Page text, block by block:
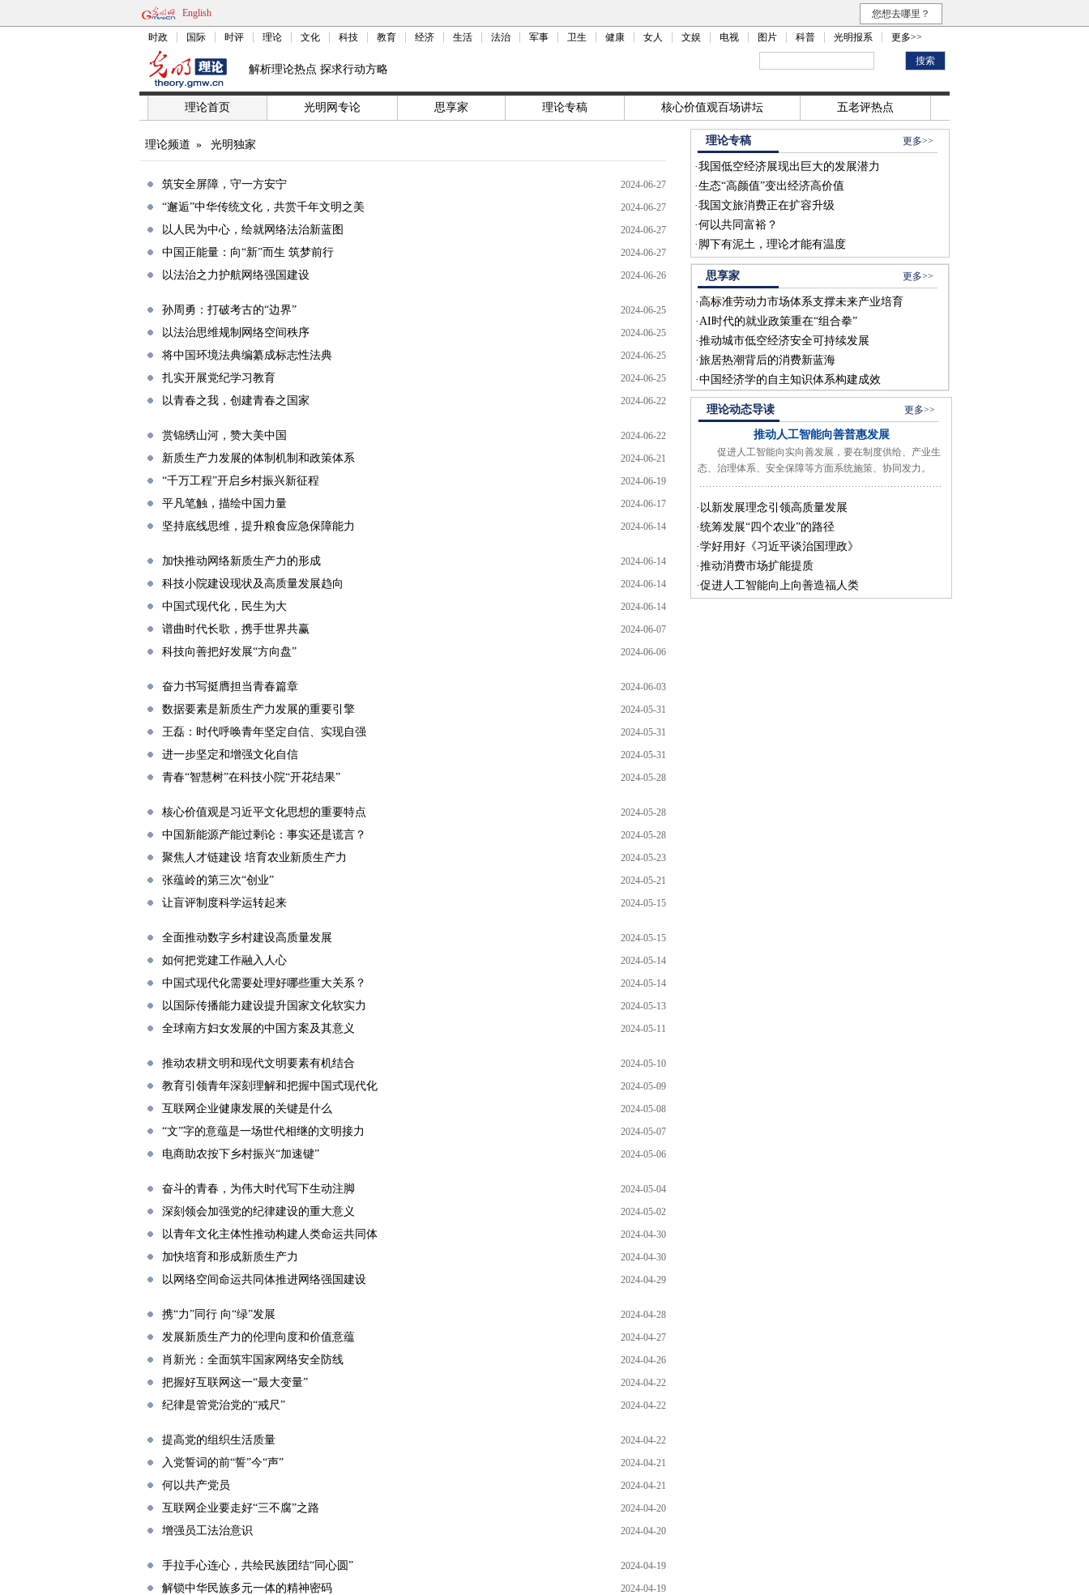
English 您想去哪里？
时政 国际 时评 理论 文化 科技 教育 经济 生活 法治 军事 卫生 健康 女人 文娱 电视 图片 科普 光明报系 更多>>
解析理论热点 探求行动方略
理论首页 光明网专论 思享家 理论专稿 核心价值观百场讲坛 五老评热点
理论频道 » 光明独家
筑安全屏障，守一方安宁 2024-06-27
“邂逅”中华传统文化，共赏千年文明之美 2024-06-27
以人民为中心，绘就网络法治新蓝图 2024-06-27
中国正能量：向“新”而生 筑梦前行 2024-06-27
以法治之力护航网络强国建设 2024-06-26
孙周勇：打破考古的“边界” 2024-06-25
以法治思维规制网络空间秩序 2024-06-25
将中国环境法典编纂成标志性法典 2024-06-25
扎实开展党纪学习教育 2024-06-25
以青春之我，创建青春之国家 2024-06-22
赏锦绣山河，赞大美中国 2024-06-22
新质生产力发展的体制机制和政策体系 2024-06-21
“千万工程”开启乡村振兴新征程 2024-06-19
平凡笔触，描绘中国力量 2024-06-17
坚持底线思维，提升粮食应急保障能力 2024-06-14
加快推动网络新质生产力的形成 2024-06-14
科技小院建设现状及高质量发展趋向 2024-06-14
中国式现代化，民生为大 2024-06-14
谱曲时代长歌，携手世界共赢 2024-06-07
科技向善把好发展“方向盘” 2024-06-06
奋力书写挺膺担当青春篇章 2024-06-03
数据要素是新质生产力发展的重要引擎 2024-05-31
王磊：时代呼唤青年坚定自信、实现自强 2024-05-31
进一步坚定和增强文化自信 2024-05-31
青春“智慧树”在科技小院“开花结果” 2024-05-28
核心价值观是习近平文化思想的重要特点 2024-05-28
中国新能源产能过剩论：事实还是谎言？ 2024-05-28
聚焦人才链建设 培育农业新质生产力 2024-05-23
张蕴岭的第三次“创业” 2024-05-21
让盲评制度科学运转起来 2024-05-15
全面推动数字乡村建设高质量发展 2024-05-15
如何把党建工作融入人心 2024-05-14
中国式现代化需要处理好哪些重大关系？ 2024-05-14
以国际传播能力建设提升国家文化软实力 2024-05-13
全球南方妇女发展的中国方案及其意义 2024-05-11
推动农耕文明和现代文明要素有机结合 2024-05-10
教育引领青年深刻理解和把握中国式现代化 2024-05-09
互联网企业健康发展的关键是什么 2024-05-08
“文”字的意蕴是一场世代相继的文明接力 2024-05-07
电商助农按下乡村振兴“加速键” 2024-05-06
奋斗的青春，为伟大时代写下生动注脚 2024-05-04
深刻领会加强党的纪律建设的重大意义 2024-05-02
以青年文化主体性推动构建人类命运共同体 2024-04-30
加快培育和形成新质生产力 2024-04-30
以网络空间命运共同体推进网络强国建设 2024-04-29
携“力”同行 向“绿”发展 2024-04-28
发展新质生产力的伦理向度和价值意蕴 2024-04-27
肖新光：全面筑牢国家网络安全防线 2024-04-26
把握好互联网这一“最大变量” 2024-04-22
纪律是管党治党的“戒尺” 2024-04-22
提高党的组织生活质量 2024-04-22
入党誓词的前“誓”今“声” 2024-04-21
何以共产党员 2024-04-21
互联网企业要走好“三不腐”之路 2024-04-20
增强员工法治意识 2024-04-20
手拉手心连心，共绘民族团结“同心圆” 2024-04-19
解锁中华民族多元一体的精神密码 2024-04-19
理论专稿 更多>>
·我国低空经济展现出巨大的发展潜力
·生态“高颜值”变出经济高价值
·我国文旅消费正在扩容升级
·何以共同富裕？
· 脚下有泥土，理论才能有温度
思享家 更多>>
·高标准劳动力市场体系支撑未来产业培育
·AI时代的就业政策重在“组合拳”
·推动城市低空经济安全可持续发展
·旅居热潮背后的消费新蓝海
·中国经济学的自主知识体系构建成效
理论动态导读 更多>>
推动人工智能向善普惠发展
促进人工智能向实向善发展，要在制度供给、产业生
态、治理体系、安全保障等方面系统施策、协同发力。
· 以新发展理念引领高质量发展
·统筹发展“四个农业”的路径
·学好用好《习近平谈治国理政》
·推动消费市场扩能提质
·促进人工智能向上向善造福人类